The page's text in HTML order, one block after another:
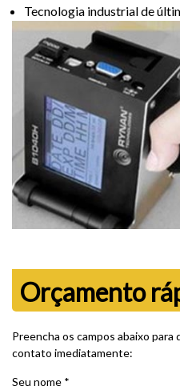
Tecnologia industrial de
Orçamento
Preencha os campos abaixo
contato imediatamente:
Seu nome *